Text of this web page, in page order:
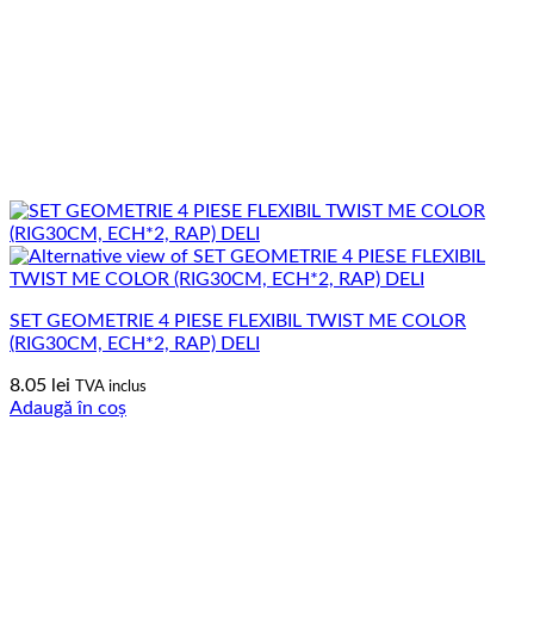
SET GEOMETRIE 4 PIESE FLEXIBIL TWIST ME COLOR
(RIG30CM, ECH*2, RAP) DELI
8.05 lei TVA inclus
Adaugă în coș